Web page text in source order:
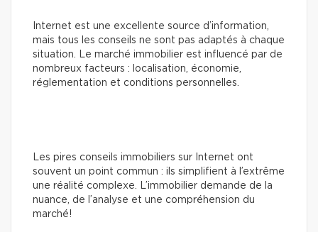
Internet est une excellente source d’information,
mais tous les conseils ne sont pas adaptés à chaque
situation. Le marché immobilier est influencé par de
nombreux facteurs : localisation, économie,
réglementation et conditions personnelles.
Les pires conseils immobiliers sur Internet ont
souvent un point commun : ils simplifient à l’extrême
une réalité complexe. L’immobilier demande de la
nuance, de l’analyse et une compréhension du
marché!